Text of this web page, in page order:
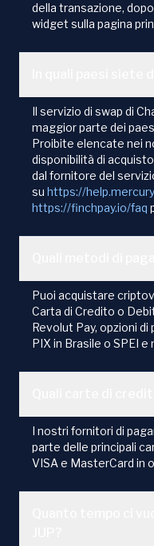
della transazione,
widget sulla pagina
Il servizio di swap di
maggior parte dei
Proibite elencate nei
disponibilità di
dal fornitore del
su https://
https://finchpay.io/faq
Puoi acquistare
Carta di Credito o
Revolut Pay, opzioni
PIX in Brasile o SPEI
I nostri fornitori di
parte delle principali
VISA e MasterCard in